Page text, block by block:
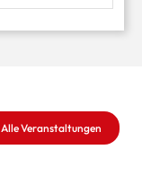
Alle Veranstaltungen